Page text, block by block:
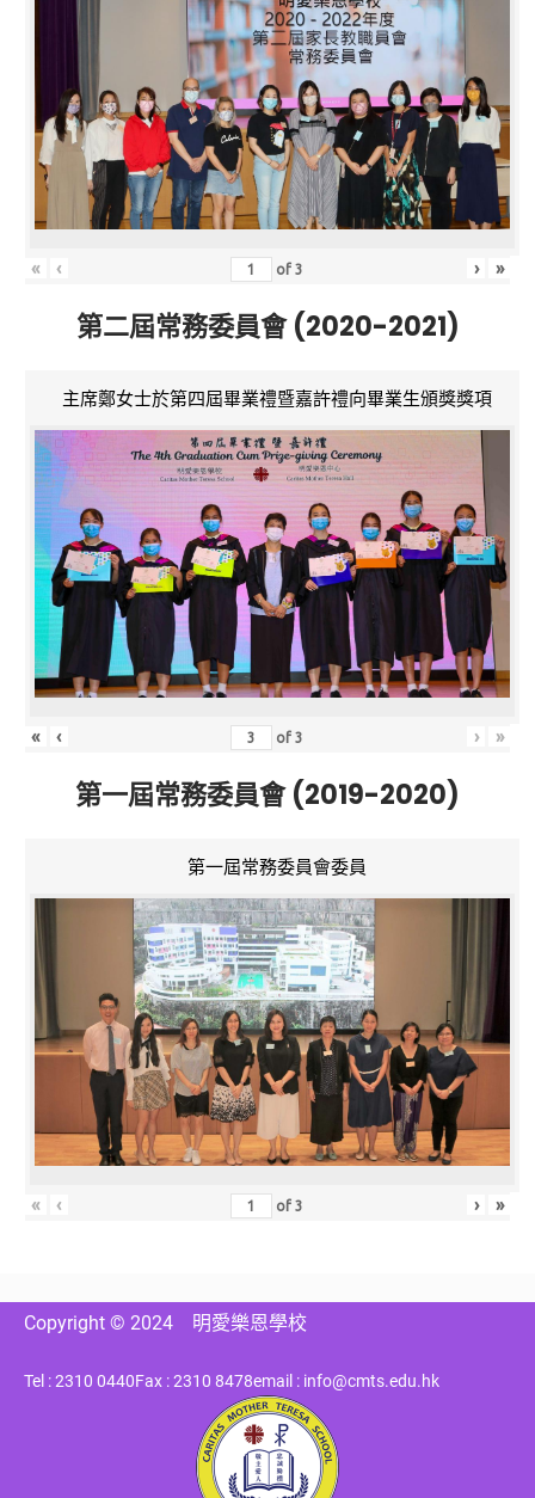
« ‹ of3 › »
第二屆常務委員會 (2020-2021)
主席鄭女士於第四屆畢業禮暨嘉許禮向畢業生頒獎獎項
« ‹ of3 › »
第一屆常務委員會 (2019-2020)
第一屆常務委員會委員
« ‹ of3 › »
Copyright © 2024 明愛樂恩學校
Tel : 2310 0440Fax : 2310 8478email : info@cmts.edu.hk